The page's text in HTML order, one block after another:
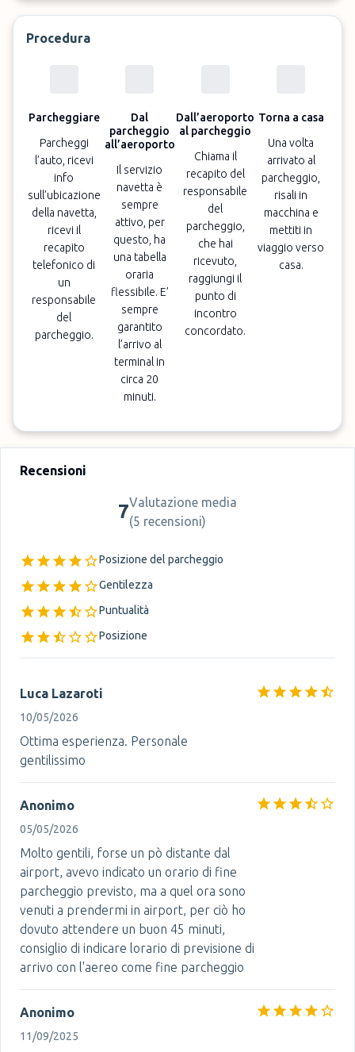
Procedura
Parcheggiare
Parcheggi
l’auto, ricevi
info
sull’ubicazione
della navetta,
ricevi il
recapito
telefonico di
un
responsabile
del
parcheggio.
Dal
parcheggio
all’aeroporto
Il servizio
navetta è
sempre
attivo, per
questo, ha
una tabella
oraria
flessibile. E’
sempre
garantito
l’arrivo al
terminal in
circa 20
minuti.
Dall’aeroporto
al parcheggio
Chiama il
recapito del
responsabile
del
parcheggio,
che hai
ricevuto,
raggiungi il
punto di
incontro
concordato.
Torna a casa
Una volta
arrivato al
parcheggio,
risali in
macchina e
mettiti in
viaggio verso
casa.
Recensioni
7Valutazione media
(5 recensioni)
Posizione del parcheggio
Gentilezza
Puntualità
Posizione
Luca Lazaroti
10/05/2026
Ottima esperienza. Personale
gentilissimo
Anonimo
05/05/2026
Molto gentili, forse un pò distante dal
airport, avevo indicato un orario di fine
parcheggio previsto, ma a quel ora sono
venuti a prendermi in airport, per ciò ho
dovuto attendere un buon 45 minuti,
consiglio di indicare lorario di previsione di
arrivo con l'aereo come fine parcheggio
Anonimo
11/09/2025